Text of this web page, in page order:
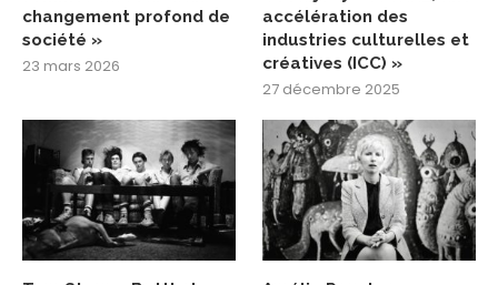
changement profond de
société »
23 mars 2026
accélération des
industries culturelles et
créatives (ICC) »
27 décembre 2025